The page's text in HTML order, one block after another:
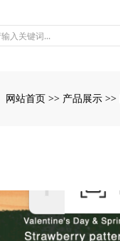
网站首页 >> 产品展示 >>